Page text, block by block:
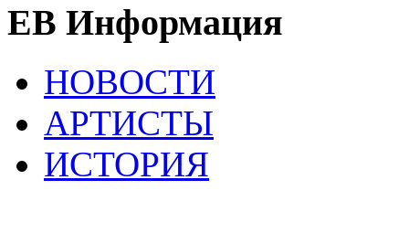
EB Информация
НОВОСТИ
АРТИСТЫ
ИСТОРИЯ